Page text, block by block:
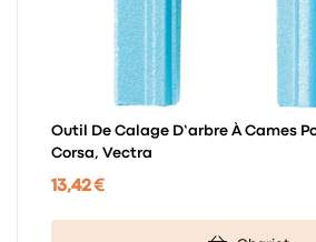
Outil De Calage D’arbre À Cames
Corsa, Vectra
13,42 €